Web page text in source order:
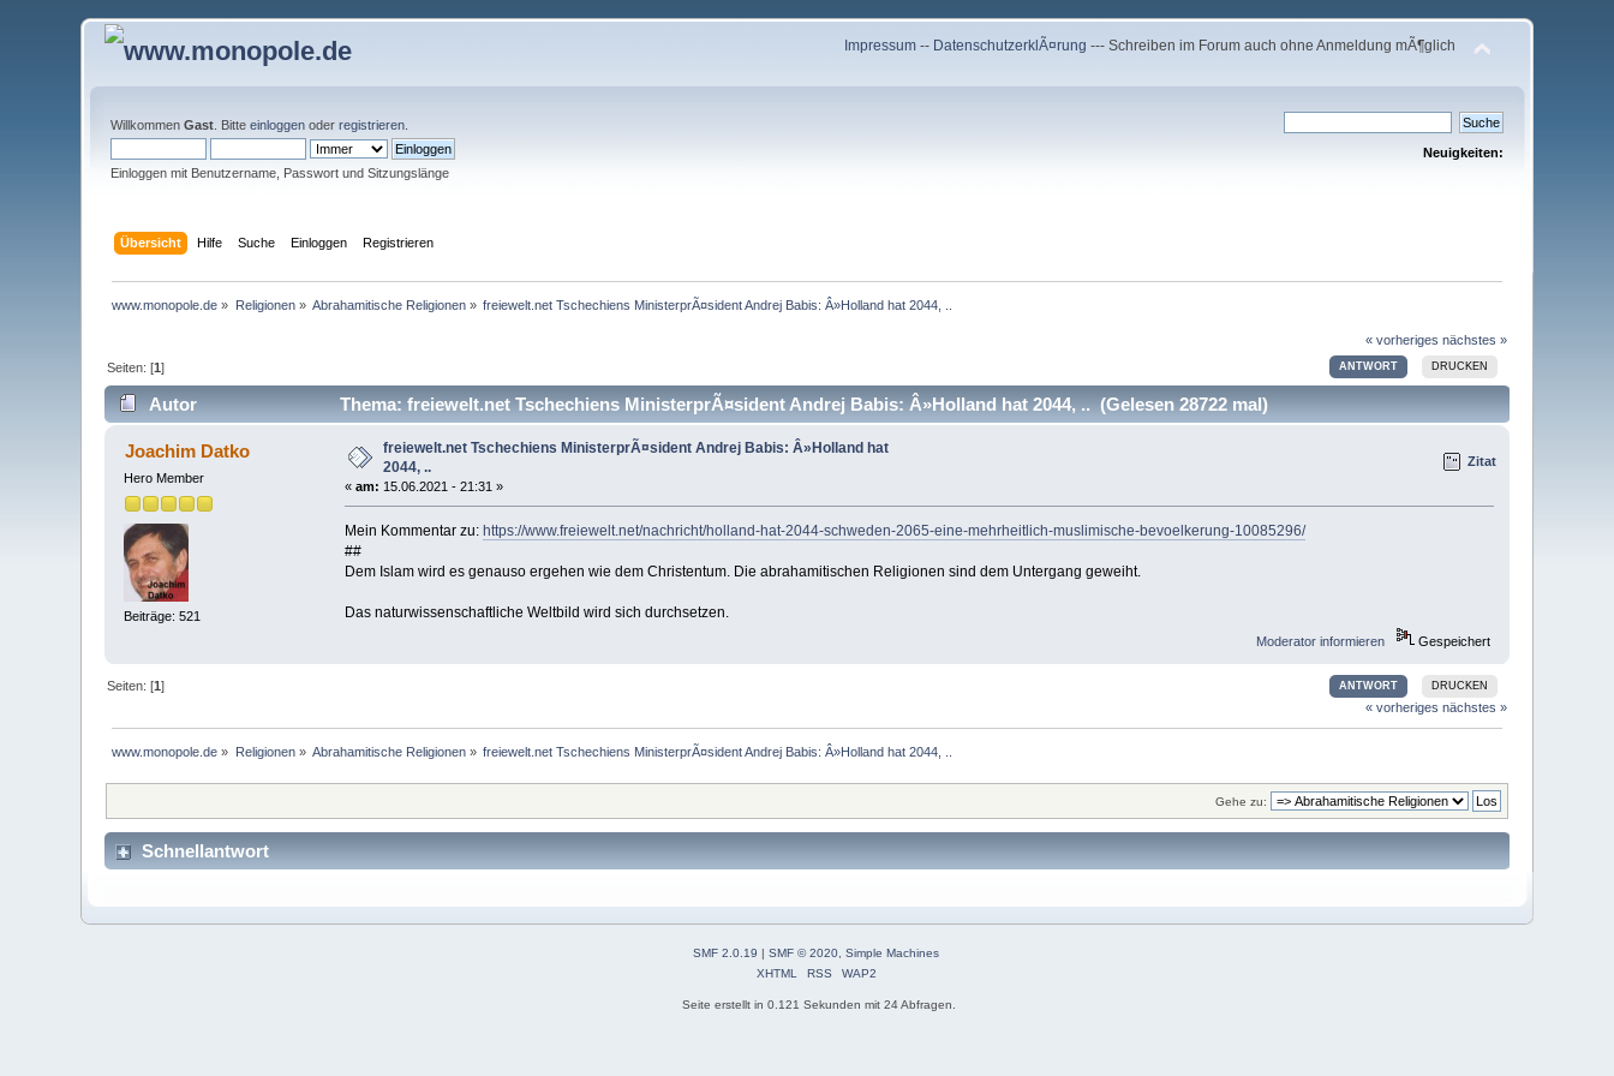
Impressum -- DatenschutzerklÃ¤rung --- Schreiben im Forum auch ohne Anmeldung mÃ¶glich
WillkommenGast . Bitteeinloggen oderregistrieren
Einloggen mit Benutzername, Passwort und Sitzungslänge
Neuigkeiten:
Übersicht Hilfe Suche Einloggen Registrieren
www.monopole.de » Religionen» Abrahamitische Religionen » freiewelt.net Tschechiens MinisterprÃ¤sident Andrej Babis: Â»Holland hat 2044, ..
« vorheriges nächstes »
ANTWORT DRUCKEN
Seiten: [1]
Autor Thema: freiewelt.net Tschechiens MinisterprÃ¤sident Andrej Babis: Â»Holland hat 2044, .. (Gelesen 28722 mal)
Joachim Datko
Hero Member
Beiträge: 521
freiewelt.net Tschechiens MinisterprÃ¤sident Andrej Babis: Â»Holland hat
2044, ..
« am: 15.06.2021 - 21:31 »
Zitat
Mein Kommentar zu: https://www.freiewelt.net/nachricht/holland-hat-2044-schweden-2065-eine-mehrheitlich-muslimische-bevoelkerung-10085296/
##
Dem Islam wird es genauso ergehen wie dem Christentum. Die abrahamitischen Religionen sind dem Untergang geweiht.
Das naturwissenschaftliche Weltbild wird sich durchsetzen.
Moderator informieren Gespeichert
ANTWORT DRUCKEN
Seiten: [1]
« vorheriges nächstes »
www.monopole.de » Religionen» Abrahamitische Religionen » freiewelt.net Tschechiens MinisterprÃ¤sident Andrej Babis: Â»Holland hat 2044, ..
Gehe zu:
Schnellantwort
SMF 2.0.19 SMF © 2020, Simple Machines
XHTML
RSS WAP2
Seite erstellt in 0.121 Sekunden mit 24 Abfragen.